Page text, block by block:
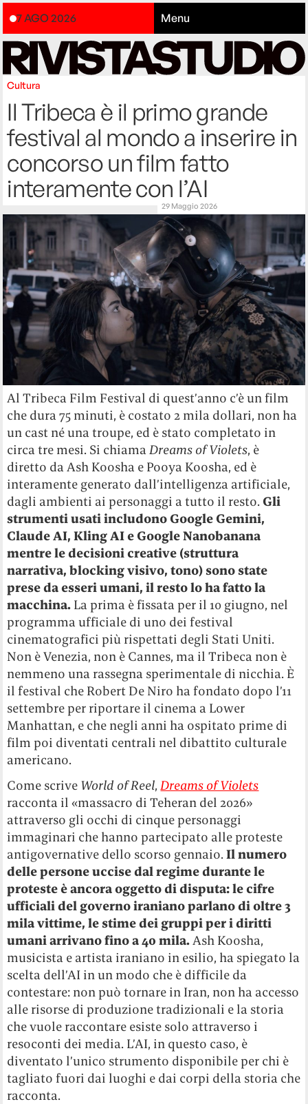
7 AGO 2026 Menu
Cultura
Il Tribeca è il primo grande
festival al mondo a inserire in
concorso un film fatto
interamente con l’AI
29 Maggio 2026
Al Tribeca Film Festival di quest’anno c’è un film
che dura 75 minuti, è costato 2 mila dollari, non ha
un cast né una troupe, ed è stato completato in
circa tre mesi. Si chiamaDreams of Violets, è
diretto da Ash Koosha e Pooya Koosha, ed è
interamente generato dall’intelligenza artificiale,
dagli ambienti ai personaggi a tutto il resto.Gli
strumenti usati includono Google Gemini,
Claude AI, Kling AI e Google Nanobanana
mentre le decisioni creative (struttura
narrativa, blocking visivo, tono) sono state
prese da esseri umani, il resto lo ha fatto la
macchina. La prima è fissata per il 10 giugno, nel
programma ufficiale di uno dei festival
cinematografici più rispettati degli Stati Uniti.
Non è Venezia, non è Cannes, ma il Tribeca non è
nemmeno una rassegna sperimentale di nicchia. È
il festival che Robert De Niro ha fondato dopo l’11
settembre per riportare il cinema a Lower
Manhattan, e che negli anni ha ospitato prime di
film poi diventati centrali nel dibattito culturale
americano.
Come scrive World of Reel,Dreams of Violets
racconta il «massacro di Teheran del 2026»
attraverso gli occhi di cinque personaggi
immaginari che hanno partecipato alle proteste
antigovernative dello scorso gennaio.Il numero
delle persone uccise dal regime durante le
proteste è ancora oggetto di disputa: le cifre
ufficiali del governo iraniano parlano di oltre 3
mila vittime, le stime dei gruppi per i diritti
umani arrivano fino a 40 mila.Ash Koosha,
musicista e artista iraniano in esilio, ha spiegato la
scelta dell’AI in un modo che è difficile da
contestare: non può tornare in Iran, non ha accesso
alle risorse di produzione tradizionali e la storia
che vuole raccontare esiste solo attraverso i
resoconti dei media. L’AI, in questo caso, è
diventato l’unico strumento disponibile per chi è
tagliato fuori dai luoghi e dai corpi della storia che
racconta.